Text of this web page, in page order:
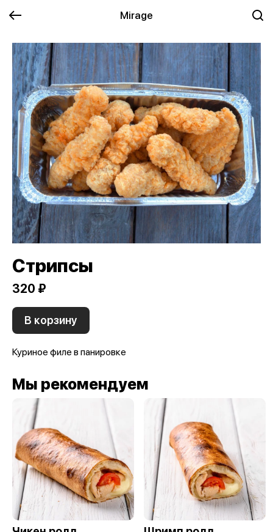
Mirage
Стрипсы
320 ₽
В корзину
Куриное филе в панировке
Мы рекомендуем